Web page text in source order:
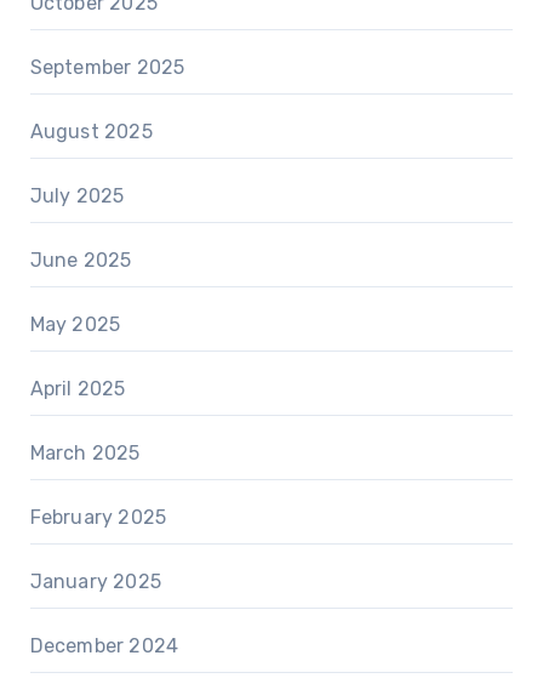
September 2025
August 2025
July 2025
June 2025
May 2025
April 2025
March 2025
February 2025
January 2025
December 2024